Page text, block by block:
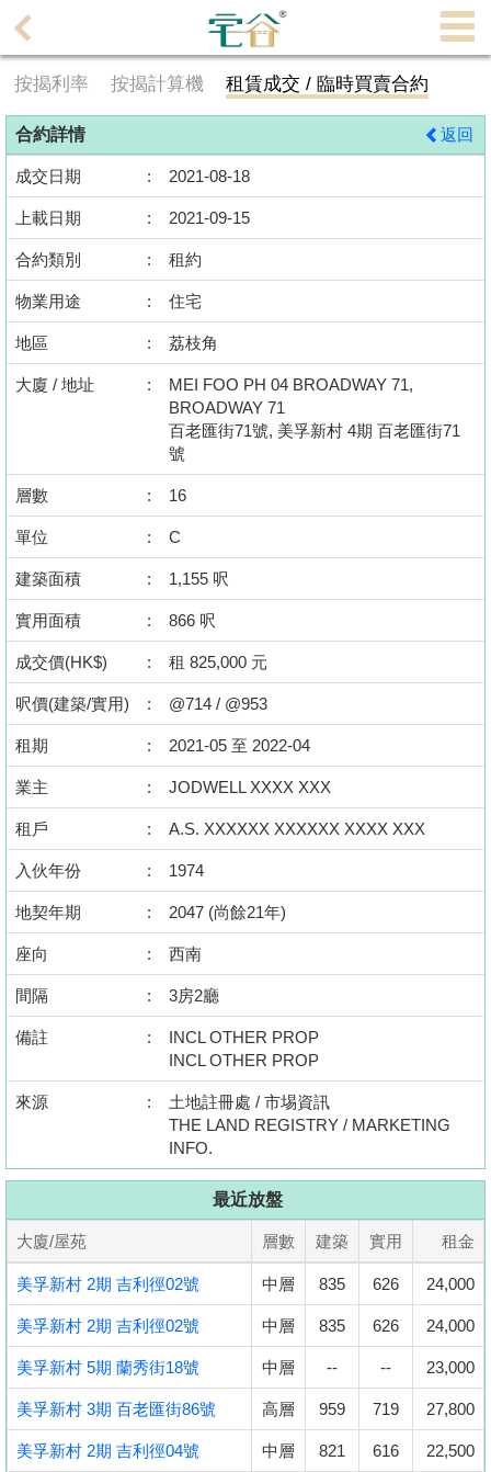
理
主
頁
搵
樓/
成
交
業
主
放
盤
谷
按
揭
地
產
博
客
地
產
新
聞
數
據
公
佈
置
業
冊
於
們
按揭利率 按揭計算機 租賃成交 / 臨時買賣合約
合約詳情 返回
成交日期 : 2021-08-18
上載日期 : 2021-09-15
合約類別 : 租約
物業用途 : 住宅
地區 : 荔枝角
大廈 / 地址 :
MEI FOO PH 04 BROADWAY 71,
BROADWAY 71
百老匯街71號, 美孚新村 4期 百老匯街71
號
層數 : 16
單位 : C
建築面積 : 1,155 呎
實用面積 : 866 呎
成交價(HK$) : 租 825,000 元
呎價(建築/實用) : @714 / @953
租期 : 2021-05 至 2022-04
業主 : JODWELL XXXX XXX
租戶 : A.S. XXXXXX XXXXXX XXXX XXX
入伙年份 : 1974
地契年期 : 2047 (尚餘21年)
座向 : 西南
間隔 : 3房2廳
備註 :
INCL OTHER PROP
INCL OTHER PROP
來源 :
土地註冊處 / 市埸資訊
THE LAND REGISTRY / MARKETING
INFO.
最近放盤
大廈/屋苑 層數 建築 實用 租金
美孚新村 2期 吉利徑02號 中層 835 626 24,000
美孚新村 2期 吉利徑02號 中層 835 626 24,000
美孚新村 5期 蘭秀街18號 中層 -- -- 23,000
美孚新村 3期 百老匯街86號 高層 959 719 27,800
美孚新村 2期 吉利徑04號 中層 821 616 22,500